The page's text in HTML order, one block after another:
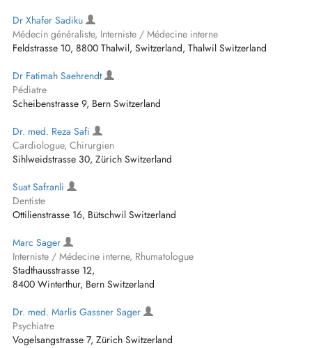
Dr Xhafer Sadiku
Médecin généraliste, Interniste / Médecine interne
Feldstrasse 10, 8800 Thalwil, Switzerland, Thalwil Switzerland
Dr Fatimah Saehrendt
Pédiatre
Scheibenstrasse 9, Bern Switzerland
Dr. med. Reza Safi
Cardiologue, Chirurgien
Sihlweidstrasse 30, Zürich Switzerland
Suat Safranli
Dentiste
Ottilienstrasse 16, Bütschwil Switzerland
Marc Sager
Interniste / Médecine interne, Rhumatologue
Stadthausstrasse 12,
8400 Winterthur, Bern Switzerland
Dr. med. Marlis Gassner Sager
Psychiatre
Vogelsangstrasse 7, Zürich Switzerland